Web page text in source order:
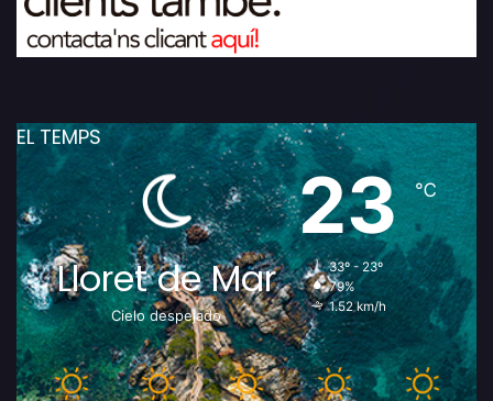
EL TEMPS
Lloret de Mar
Cielo despejado
23℃
33º - 23º
79%
1.52 km/h